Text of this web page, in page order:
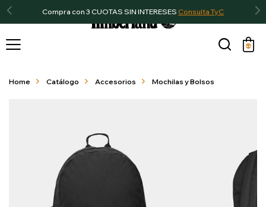
Compra con 3 CUOTAS SIN INTERESES Consulta TyC

Home Catálogo Accesorios Mochilas y Bolsos